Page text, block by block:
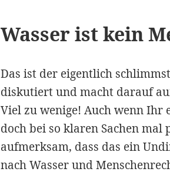
Wasser ist kein
Das ist der eigentlich
diskutiert und macht darauf
Viel zu wenige! Auch wenn Ihr
doch bei so klaren Sachen
aufmerksam, dass das ein
nach Wasser und